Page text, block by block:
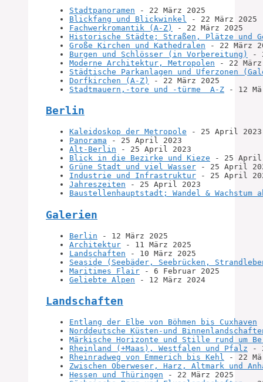
Stadtpanoramen - 22 März 2025
Blickfang und Blickwinkel
- 22 März 2025
Fachwerkromantik (A-Z)
- 22 März 2025
Historische Städte; Straßen, Plätze und
Große Kirchen und Kathedralen - 22 März
Burgen und Schlösser (in Vorbereitung)
-
Moderne Architektur, Metropolen - 22 März
Städtische Parkanlagen und Uferzonen
Dorfkirchen (A-Z)
- 22 März 2025
Stadtmauern,-tore und -türme  A-Z - 12
Berlin
Kaleidoskop der Metropole - 25 April 2023
Panorama - 25 April 2023
Alt-Berlin - 25 April 2023
Blick in die Bezirke und Kieze - 25 April
Grüne Stadt und viel Wasser - 25 April
Industrie und Infrastruktur - 25 April
Jahreszeiten - 25 April 2023
Baustellenhauptstadt; Wandel & Wachstum
Galerien
Berlin - 12 März 2025
Architektur - 11 März 2025
Landschaften - 10 März 2025
Seaside (Seebäder, Seebrücken,
Maritimes Flair - 6 Februar 2025
Geliebte Alpen - 12 März 2024
Landschaften
Entlang der Elbe von Böhmen bis Cuxhaven
Norddeutsche Küsten-und
Märkische Horizonte und Stille rund um
Rheinland (+Maas), Westfalen und Pfalz -
Rheinradweg von Emmerich bis Kehl - 22
Zwischen Oberweser, Harz, Altmark und
Hessen und Thüringen - 22 März 2025